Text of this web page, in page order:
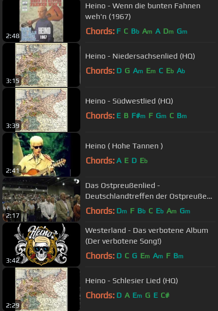
2:48
Heino - Wenn die bunten Fahnen
weh'n (1967)
Chords: F C Bb Am A Dm Gm
3:15
Heino - Niedersachsenlied (HQ)
Chords: D G Am Em C Eb Ab
3:39
Heino - Südwestlied (HQ)
Chords: E B F#m F Gm C Bm
2:41
Heino ( Hohe Tannen )
Chords: A E D Eb
2:17
Das Ostpreußenlied -
Deutschlandtreffen der Ostpreußen,
Erfurt 2011
Chords: Dm F Bb C Eb Am Gm
3:42
Westerland - Das verbotene Album
(Der verbotene Song!)
Chords: D C G Em Am F Bm
2:29
Heino - Schlesier Lied (HQ)
Chords: D A Em G E C#